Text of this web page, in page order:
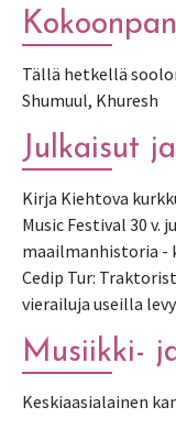
Tällä hetkellä
Shumuul, Khuresh
Julkaisut
Kirja Kiehtova
Music Festival 30 v.
maailmanhistoria -
Cedip Tur:
vierailuja useilla
Musiikki-
Keskiaasialainen